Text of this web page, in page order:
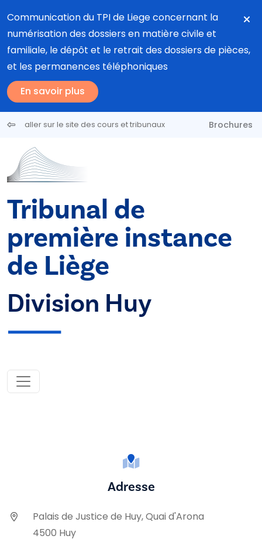
Communication du TPI de Liege concernant la
numérisation des dossiers en matière civile et
familiale, le dépôt et le retrait des dossiers de pièces,
et les permanences téléphoniques
En savoir plus
aller sur le site des cours et tribunaux Brochures
Tribunal de
première instance
de Liège
Division Huy
Adresse
Palais de Justice de Huy, Quai d'Arona
4500 Huy